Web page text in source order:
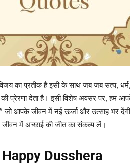
का प्रतीक है इसी के साथ जब जब सत्य,
की प्रेरणा देता है। इसी विशेष अवसर पर,
जीवन में नई ऊर्जा और उत्साह भर
में अच्छाई की जीत का संकल्प लें।
Happy Dusshera